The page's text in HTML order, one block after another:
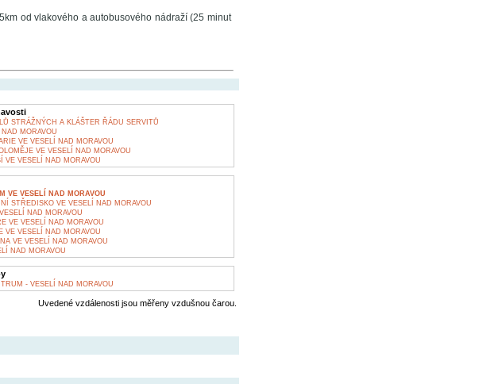
od vlakového a autobusového nádraží (25 minut
STRÁŽNÝCH A KLÁŠTER ŘÁDU SERVITŮ
MORAVOU
VE VESELÍ NAD MORAVOU
VE VESELÍ NAD MORAVOU
VE VESELÍ NAD MORAVOU
VE VESELÍ NAD MORAVOU
STŘEDISKO VE VESELÍ NAD MORAVOU
NAD MORAVOU
VE VESELÍ NAD MORAVOU
VE VESELÍ NAD MORAVOU
VE VESELÍ NAD MORAVOU
NAD MORAVOU
- VESELÍ NAD MORAVOU
Uvedené vzdálenosti jsou měřeny vzdušnou čarou.